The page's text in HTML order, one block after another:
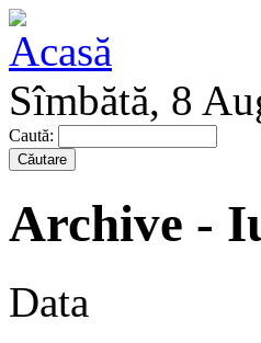
Sîmbătă, 8
Caută:
Archive -
Data